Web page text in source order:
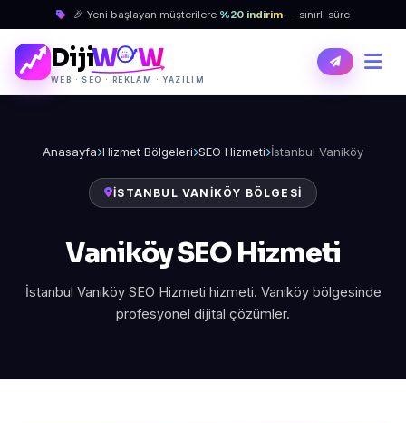
🎉 Yeni başlayan müşterilere %20 indirim — sınırlı süre
DijiW W
WEB · SEO · REKLAM · YAZILIM
Anasayfa Hizmet Bölgeleri SEO Hizmeti İstanbul Vaniköy
İSTANBUL VANIKÖY BÖLGESI
Vaniköy SEO Hizmeti
İstanbul Vaniköy SEO Hizmeti hizmeti. Vaniköy bölgesinde
profesyonel dijital çözümler.